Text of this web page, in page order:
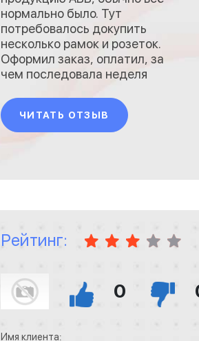
нормально было. Тут
потребовалось докупить
несколько рамок и розеток.
Оформил заказ, оплатил, за
чем последовала неделя
указанный на сайте abb2.ru
адрес[email protected]
&mdash; перезвонили и
ЧИТАТЬ ОТЗЫВ
Рейтинг:
0
Имя клиента: